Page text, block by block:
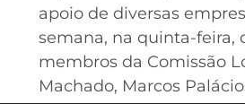
apoio de diversas
semana, na quinta-feira,
membros da Comissão
Machado, Marcos